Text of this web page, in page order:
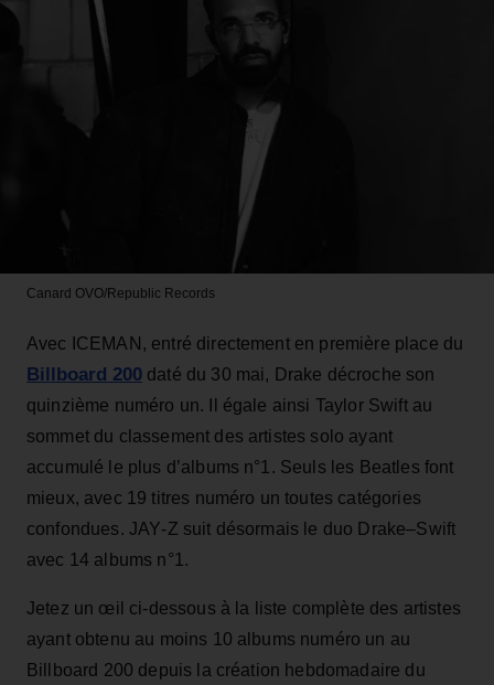
Canard OVO/Republic Records
Avec ICEMAN, entré directement en première place du
Billboard 200 daté du 30 mai, Drake décroche son
quinzième numéro un. Il égale ainsi Taylor Swift au
sommet du classement des artistes solo ayant
accumulé le plus d’albums n°1. Seuls les Beatles font
mieux, avec 19 titres numéro un toutes catégories
confondues. JAY‑Z suit désormais le duo Drake–Swift
avec 14 albums n°1.
Jetez un œil ci‑dessous à la liste complète des artistes
ayant obtenu au moins 10 albums numéro un au
Billboard 200 depuis la création hebdomadaire du